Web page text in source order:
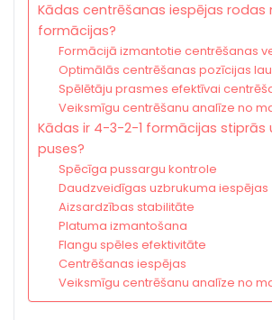
Kādas centrēšanas iespējas rodas
formācijas?
Formācijā izmantotie centrēšanas
Optimālās centrēšanas pozīcijas
Spēlētāju prasmes efektīvai
Veiksmīgu centrēšanu analīze no
Kādas ir 4-3-2-1 formācijas stiprās
puses?
Spēcīga pussargu kontrole
Daudzveidīgas uzbrukuma iespējas
Aizsardzības stabilitāte
Platuma izmantošana
Flangu spēles efektivitāte
Centrēšanas iespējas
Veiksmīgu centrēšanu analīze no